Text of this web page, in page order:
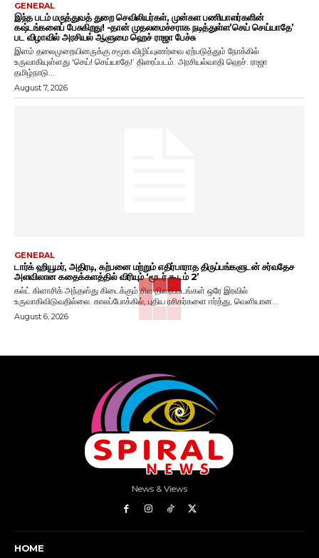
GENERAL
இந்த படம் மருத்துவத் துறை செவிலியர்கள், முன்கள பணியாளர்களின்
கஷ்டங்களைப் பேசுகிறது! -தான் முதலமைச்சராக நடித்துள்ள’செய் செய்யாதே’
பட விழாவில் அரசியல் ஆளுமை ஹெச் ராஜா பேச்சு
இளம் தலைமுறையினருக்கு சமூக விழிப்புணர்வை ஏற்படுத்தும் நோக்கில்
உருவாகியுள்ளது ‘செய்! செய்யாதே!’ திரைப்படம். அரசியல்வாதி ஹெச். ராஜா
தமிழ்நாடு...
August 7, 2026
GENERAL
டார்க் ஹியூமர், அதிரடி, கற்பனை மற்றும் எதிர்பாராத திருப்பங்களுடன் சர்வதேச
அளவிலான கதைக்களத்தில் விரியும் ‘மூடர் கூடம் 2’
கல்ட் கிளாசிக் அந்தஸ்து கிடைக்கும் சில திரைப்படங்கள் ஒரே இரவில்
உருவாகிவிடுவதில்லை. காலப்போக்கில், புதிய ரசிகர்களை ஈர்த்து, வெளியான...
August 6, 2026
News & Views
HOME